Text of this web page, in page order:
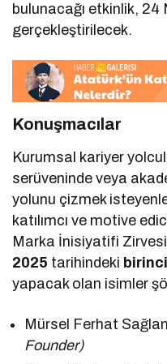
bulunacağı etkinlik, 24
gerçekleştirilecek.
Konuşmacılar
Kurumsal kariyer
serüveninde veya
yolunu çizmek
katılımcı ve motive
Marka İnisiyatifi Zirvesi
2025 tarihindeki birinci
yapacak olan isimler
Mürsel Ferhat
Founder)